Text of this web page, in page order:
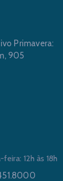
Primavera:
905
12h às 18h